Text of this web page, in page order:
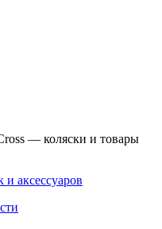
— коляски и товары
и аксессуаров